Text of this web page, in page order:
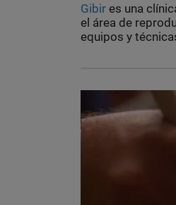
Gibir es una
el área de
equipos y